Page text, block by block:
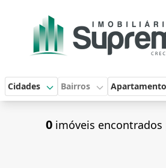
Cidades Bairros
0 imóveis encontrados